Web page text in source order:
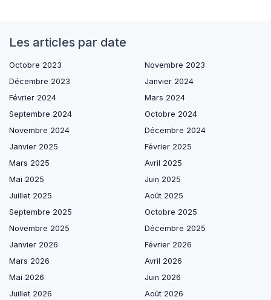
Les articles par date
Octobre 2023
Novembre 2023
Décembre 2023
Janvier 2024
Février 2024
Mars 2024
Septembre 2024
Octobre 2024
Novembre 2024
Décembre 2024
Janvier 2025
Février 2025
Mars 2025
Avril 2025
Mai 2025
Juin 2025
Juillet 2025
Août 2025
Septembre 2025
Octobre 2025
Novembre 2025
Décembre 2025
Janvier 2026
Février 2026
Mars 2026
Avril 2026
Mai 2026
Juin 2026
Juillet 2026
Août 2026